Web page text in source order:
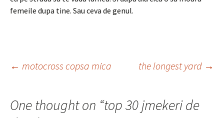
femeile dupa tine. Sau ceva de genul.
Post
navigation
← motocross copsa mica the longest yard →
One thought on “top 30 jmekeri de